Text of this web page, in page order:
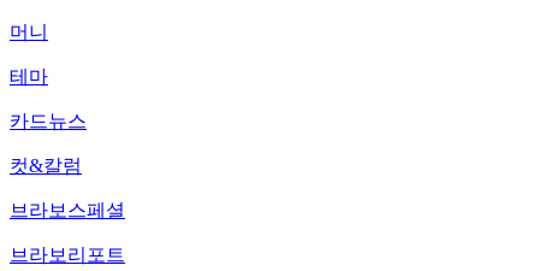
머니
테마
카드뉴스
컷&칼럼
브라보스페셜
브라보리포트